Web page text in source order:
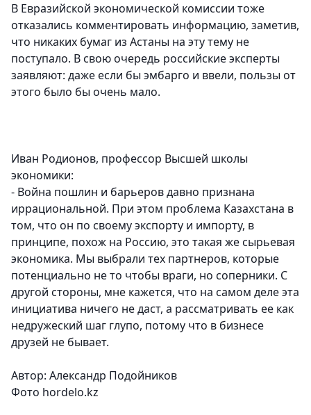
В Евразийской экономической комиссии тоже
отказались комментировать информацию, заметив,
что никаких бумаг из Астаны на эту тему не
поступало. В свою очередь российские эксперты
заявляют: даже если бы эмбарго и ввели, пользы от
этого было бы очень мало.
Иван Родионов, профессор Высшей школы
экономики:
- Война пошлин и барьеров давно признана
иррациональной. При этом проблема Казахстана в
том, что он по своему экспорту и импорту, в
принципе, похож на Россию, это такая же сырьевая
экономика. Мы выбрали тех партнеров, которые
потенциально не то чтобы враги, но соперники. С
другой стороны, мне кажется, что на самом деле эта
инициатива ничего не даст, а рассматривать ее как
недружеский шаг глупо, потому что в бизнесе
друзей не бывает.
Автор: Александр Подойников
Фото hordelo.kz